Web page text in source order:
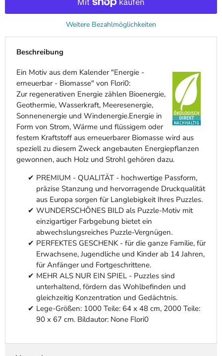
Weitere Bezahlmöglichkeiten
Beschreibung
Ein Motiv aus dem Kalender "Energie -
erneuerbar - Biomasse" von Flori0:
Zur regenerativen Energie zählen Bioenergie,
Geothermie, Wasserkraft, Meeresenergie,
Sonnenenergie und Windenergie.Energie in
Form von Strom, Wärme und flüssigem oder
festem Kraftstoff aus erneuerbarer Biomasse wird aus
speziell zu diesem Zweck angebauten Energiepflanzen
gewonnen, auch Holz und Strohl gehören dazu.
PREMIUM - QUALITÄT - hochwertige Passform,
präzise Stanzung und hervorragende Druckqualität
aus Europa sorgen für Langlebigkeit Ihres Puzzles.
WUNDERSCHÖNES BILD als Puzzle-Motiv mit
einzigartiger Farbgebung bietet ein
abwechslungsreiches Puzzle-Vergnügen.
PERFEKTES GESCHENK - für die ganze Familie, für
Erwachsene, Jugendliche und Kinder ab 14 Jahren,
für Anfänger und Fortgeschrittene.
MEHR ALS NUR EIN SPIEL - Puzzles sind
unterhaltend, fördern das Wohlbefinden und
gleichzeitig Konzentration und Gedächtnis.
Lege-Größen: 1000 Teile: 64 x 48 cm, 2000 Teile:
90 x 67 cm. Bildautor: None Flori0